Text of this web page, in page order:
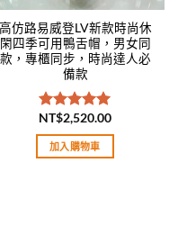
高仿路易威登LV新款時尚休
閑四季可用鴨舌帽，男女同
款，專櫃同步，時尚達人必
備款
評分5.00
滿分 5
NT$2,520.00
加入購物車